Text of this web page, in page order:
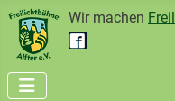
Wir machen